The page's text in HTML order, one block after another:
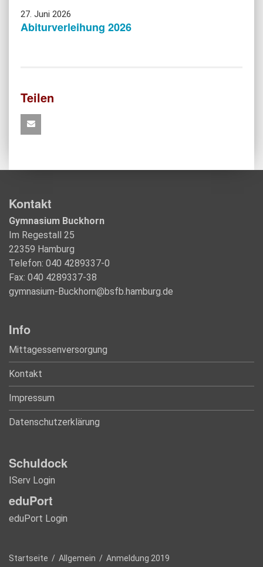
27. Juni 2026
Abiturverleihung 2026
Teilen
Kontakt
Gymnasium Buckhorn
Im Regestall 25
22359 Hamburg
Telefon: 040 4289337-0
Fax: 040 4289337-38
gymnasium-Buckhorn@bsfb.hamburg.de
Info
Mittagessenversorgung
Kontakt
Impressum
Datenschutzerklärung
Schuldock
IServ Login
eduPort
eduPort Login
Startseite / Allgemein / Anmeldung 2019